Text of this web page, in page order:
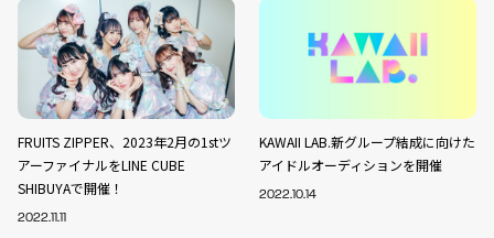
FRUITS ZIPPER、2023年2月の1stツ
アーファイナルをLINE CUBE
SHIBUYAで開催！
2022.11.11
KAWAII LAB.新グループ結成に向けた
アイドルオーディションを開催
2022.10.14